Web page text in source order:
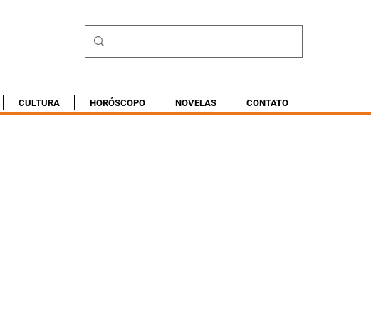
CULTURA HORÓSCOPO NOVELAS CONTATO